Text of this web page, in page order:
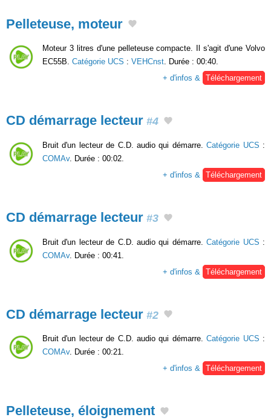
Pelleteuse, moteur
Moteur 3 litres d'une pelleteuse compacte. Il s'agit d'une Volvo
EC55B. Catégorie UCS : VEHCnst. Durée : 00:40.
+ d'infos & Téléchargement
CD démarrage lecteur #4
Bruit d'un lecteur de C.D. audio qui démarre.Catégorie UCS :
COMAv. Durée : 00:02.
+ d'infos &
Téléchargement
CD démarrage lecteur #3
Bruit d'un lecteur de C.D. audio qui démarre.Catégorie UCS :
COMAv. Durée : 00:41.
+ d'infos &
Téléchargement
CD démarrage lecteur #2
Bruit d'un lecteur de C.D. audio qui démarre.Catégorie UCS :
COMAv. Durée : 00:21.
+ d'infos & Téléchargement
Pelleteuse, éloignement